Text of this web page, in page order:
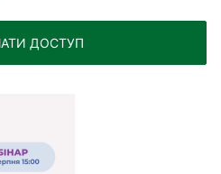
ДОСТУП